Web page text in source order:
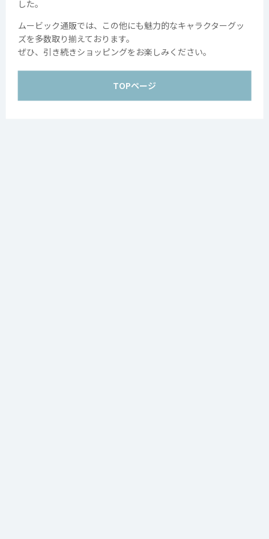
した。
ムービック通販では、この他にも魅力的なキャラクターグッ
ズを多数取り揃えております。
ぜひ、引き続きショッピングをお楽しみください。
TOPページ